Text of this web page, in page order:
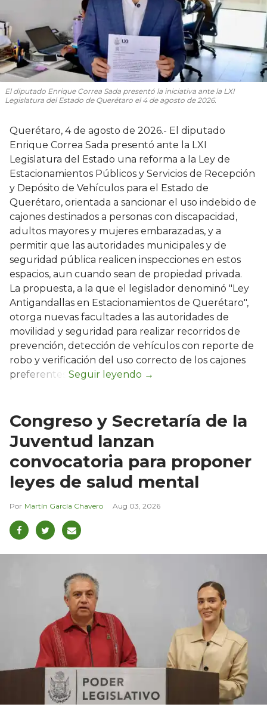
El diputado Enrique Correa Sada presentó la iniciativa ante la LXI
Legislatura del Estado de Querétaro el 4 de agosto de 2026.
Querétaro, 4 de agosto de 2026.- El diputado
Enrique Correa Sada presentó ante la LXI
Legislatura del Estado una reforma a la Ley de
Estacionamientos Públicos y Servicios de Recepción
y Depósito de Vehículos para el Estado de
Querétaro, orientada a sancionar el uso indebido de
cajones destinados a personas con discapacidad,
adultos mayores y mujeres embarazadas, y a
permitir que las autoridades municipales y de
seguridad pública realicen inspecciones en estos
espacios, aun cuando sean de propiedad privada.
La propuesta, a la que el legislador denominó "Ley
Antigandallas en Estacionamientos de Querétaro",
otorga nuevas facultades a las autoridades de
movilidad y seguridad para realizar recorridos de
prevención, detección de vehículos con reporte de
robo y verificación del uso correcto de los cajones
preferentes.
Congreso y Secretaría de la
Juventud lanzan
convocatoria para proponer
leyes de salud mental
Martín García Chavero Aug 03, 2026